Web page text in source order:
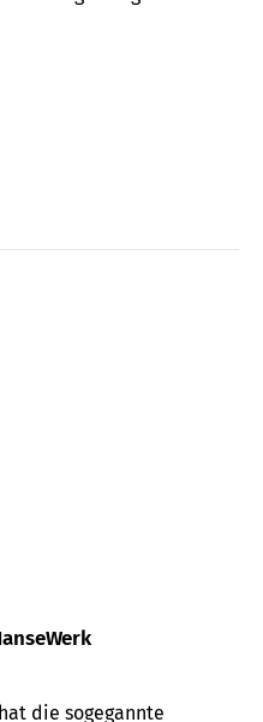
die sogegannte